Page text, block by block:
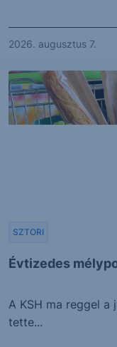
2026. augusztus 7.
Évtizedes
SZTORI
A KSH ma reggel
tette...